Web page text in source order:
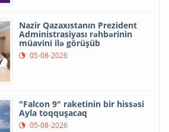
Nazir Qazaxıstanın Prezident
Administrasiyası rəhbərinin
müavini ilə görüşüb
05-08-2026
"Falcon 9" raketinin bir hissəsi
Ayla toqquşacaq
05-08-2026